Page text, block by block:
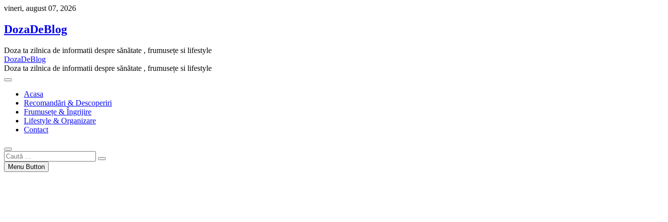
Skip
content
vineri, august 07, 2026
DozaDeBlog
Doza ta zilnica de informatii despre sănătate , frumusețe si lifestyle
DozaDeBlog
Doza ta zilnica de informatii despre sănătate , frumusețe si lifestyle
Acasa
Recomandări & Descoperiri
Frumusețe & Îngrijire
Lifestyle & Organizare
Contact
Caută
…Menu Button